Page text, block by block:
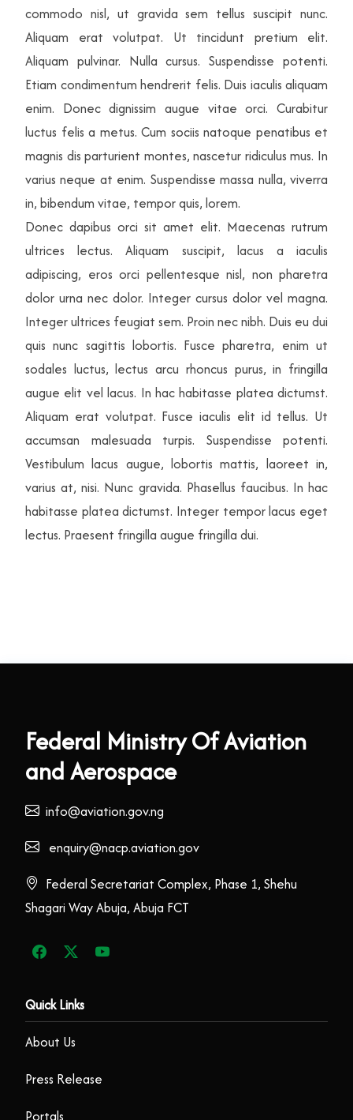
commodo nisl, ut gravida sem tellus suscipit nunc.
Aliquam erat volutpat. Ut tincidunt pretium elit.
Aliquam pulvinar. Nulla cursus. Suspendisse potenti.
Etiam condimentum hendrerit felis. Duis iaculis aliquam
enim. Donec dignissim augue vitae orci. Curabitur
luctus felis a metus. Cum sociis natoque penatibus et
magnis dis parturient montes, nascetur ridiculus mus. In
varius neque at enim. Suspendisse massa nulla, viverra
in, bibendum vitae, tempor quis, lorem.
Donec dapibus orci sit amet elit. Maecenas rutrum
ultrices lectus. Aliquam suscipit, lacus a iaculis
adipiscing, eros orci pellentesque nisl, non pharetra
dolor urna nec dolor. Integer cursus dolor vel magna.
Integer ultrices feugiat sem. Proin nec nibh. Duis eu dui
quis nunc sagittis lobortis. Fusce pharetra, enim ut
sodales luctus, lectus arcu rhoncus purus, in fringilla
augue elit vel lacus. In hac habitasse platea dictumst.
Aliquam erat volutpat. Fusce iaculis elit id tellus. Ut
accumsan malesuada turpis. Suspendisse potenti.
Vestibulum lacus augue, lobortis mattis, laoreet in,
varius at, nisi. Nunc gravida. Phasellus faucibus. In hac
habitasse platea dictumst. Integer tempor lacus eget
lectus. Praesent fringilla augue fringilla dui.
Subscribe Now
Sign up for our newsletter to receive the latest
updates.
Email Address
Subscribe
Federal Ministry Of Aviation
and Aerospace
info@aviation.gov.ng
enquiry@nacp.aviation.gov
Federal Secretariat Complex, Phase 1, Shehu
Shagari Way Abuja, Abuja FCT
Quick Links
About Us
Press Release
Portals